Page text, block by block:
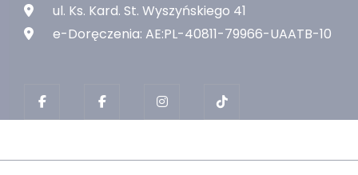
ul. Ks. Kard. St. Wyszyńskiego 41
e-Doręczenia: AE:PL-40811-79966-UAATB-10